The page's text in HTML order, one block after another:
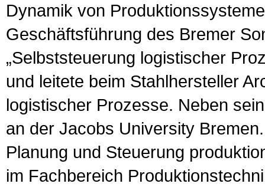
Dynamik von
Geschäftsführung des Bremer
„Selbststeuerung logistischer
und leitete beim Stahlhersteller
logistischer Prozesse. Neben
an der Jacobs University
Planung und Steuerung
im Fachbereich